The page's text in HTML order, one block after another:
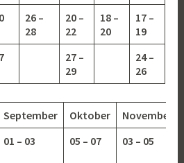
26 –
28
20 –
22
18 –
20
17 –
19
27 –
29
24 –
26
September Oktober
November
01 – 03 05 – 07 03 – 05